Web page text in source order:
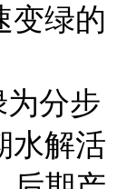
变绿的
分步
水解活